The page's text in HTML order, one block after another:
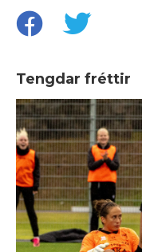
Tengdar fréttir